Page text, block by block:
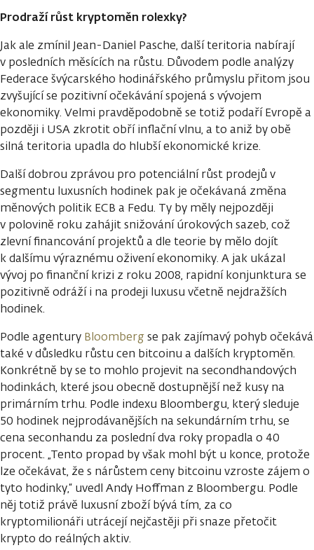
Prodraží růst kryptoměn rolexky?
Jak ale zmínil Jean-Daniel Pasche, další teritoria nabírají
v posledních měsících na růstu. Důvodem podle analýzy
Federace švýcarského hodinářského průmyslu přitom jsou
zvyšující se pozitivní očekávání spojená s vývojem
ekonomiky. Velmi pravděpodobně se totiž podaří Evropě a
později i USA zkrotit obří inflační vlnu, a to aniž by obě
silná teritoria upadla do hlubší ekonomické krize.
Další dobrou zprávou pro potenciální růst prodejů v
segmentu luxusních hodinek pak je očekávaná změna
měnových politik ECB a Fedu. Ty by měly nejpozději
v polovině roku zahájit snižování úrokových sazeb, což
zlevní financování projektů a dle teorie by mělo dojít
k dalšímu výraznému oživení ekonomiky. A jak ukázal
vývoj po finanční krizi z roku 2008, rapidní konjunktura se
pozitivně odráží i na prodeji luxusu včetně nejdražších
hodinek.
Podle agentury Bloombergse pak zajímavý pohyb očekává
také v důsledku růstu cen bitcoinu a dalších kryptoměn.
Konkrétně by se to mohlo projevit na secondhandových
hodinkách, které jsou obecně dostupnější než kusy na
primárním trhu. Podle indexu Bloombergu, který sleduje
50 hodinek nejprodávanějších na sekundárním trhu, se
cena seconhandu za poslední dva roky propadla o 40
procent. „Tento propad by však mohl být u konce, protože
lze očekávat, že s nárůstem ceny bitcoinu vzroste zájem o
tyto hodinky,“ uvedl Andy Hoffman z Bloombergu. Podle
něj totiž právě luxusní zboží bývá tím, za co
kryptomilionáři utrácejí nejčastěji při snaze přetočit
krypto do reálných aktiv.